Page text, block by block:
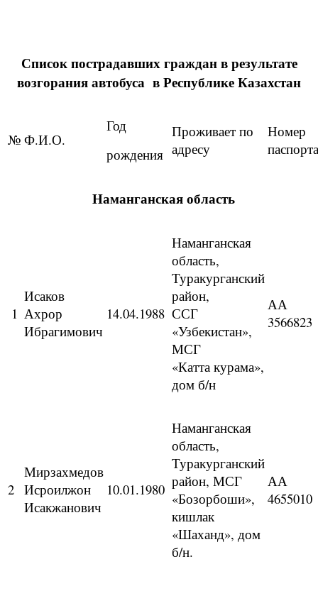
Список пострадавших граждан в результате
возгорания автобуса в Республике Казахстан
№ Ф.И.О.
Год
рождения
Проживает по
адресу
Номер
паспорта
Наманганская область
1
Исаков
Ахрор
Ибрагимович
14.04.1988
Наманганская
область,
Туракурганский
район,
ССГ
«Узбекистан»,
МСГ
«Катта курама»,
дом б/н
АА
3566823
2
Мирзахмедов
Исроилжон
Исакжанович
10.01.1980
Наманганская
область,
Туракурганский
район, МСГ
«Бозорбоши»,
кишлак
«Шаханд», дом
б/н.
АА
4655010